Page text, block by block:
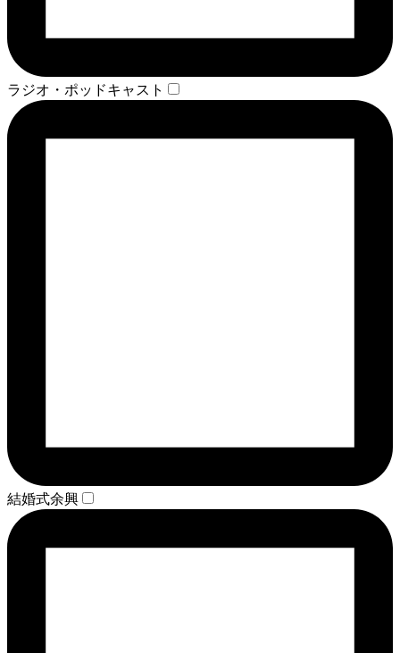
ラジオ・ポッドキャスト
結婚式余興